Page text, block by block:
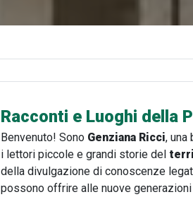
Racconti e Luoghi della
Benvenuto! Sono Genziana Ricci, una
i lettori piccole e grandi storie del
della divulgazione di conoscenze
possono offrire alle nuove